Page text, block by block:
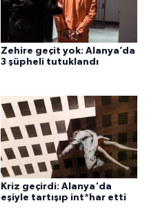
Zehire geçit yok: Alanya’da
3 şüpheli tutuklandı
Kriz geçirdi: Alanya'da
eşiyle tartışıp int*har etti